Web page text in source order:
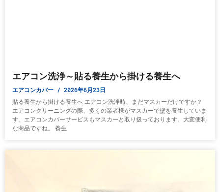
エアコン洗浄～貼る養生から掛ける養生へ
エアコンカバー 2026年6月23日
貼る養生から掛ける養生へ エアコン洗浄時、まだマスカーだけですか？
エアコンクリーニングの際、多くの業者様がマスカーで壁を養生していま
す。エアコンカバーサービスもマスカーと取り扱っております。大変便利
な商品ですね。 養生